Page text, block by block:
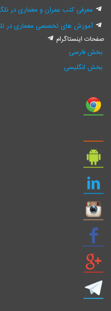
معرفی کتب عمران و معماری در تلگرام
آموزش های تخصصی معماری در
صفحات اینستاگرام
بخش فارسی
بخش انگلیسی